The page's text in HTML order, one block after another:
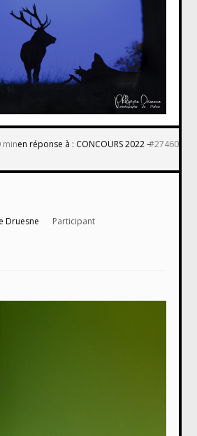
minen réponse à : CONCOURS 2022 –#27460
Druesne Participant